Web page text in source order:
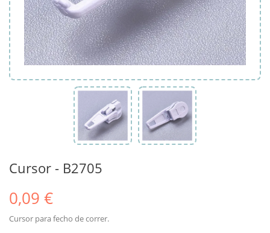
Cursor - B2705
0,09 €
Cursor para fecho de correr.